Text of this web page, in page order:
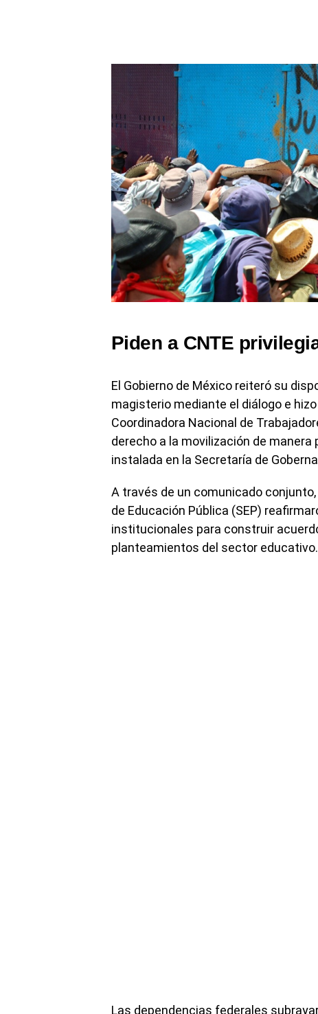
Piden a CNTE
El Gobierno de México reiteró su
magisterio mediante el diálogo e
Coordinadora Nacional de
derecho a la movilización de
instalada en la Secretaría de
A través de un comunicado
de Educación Pública (SEP)
institucionales para construir
planteamientos del sector educativo.
Las dependencias federales